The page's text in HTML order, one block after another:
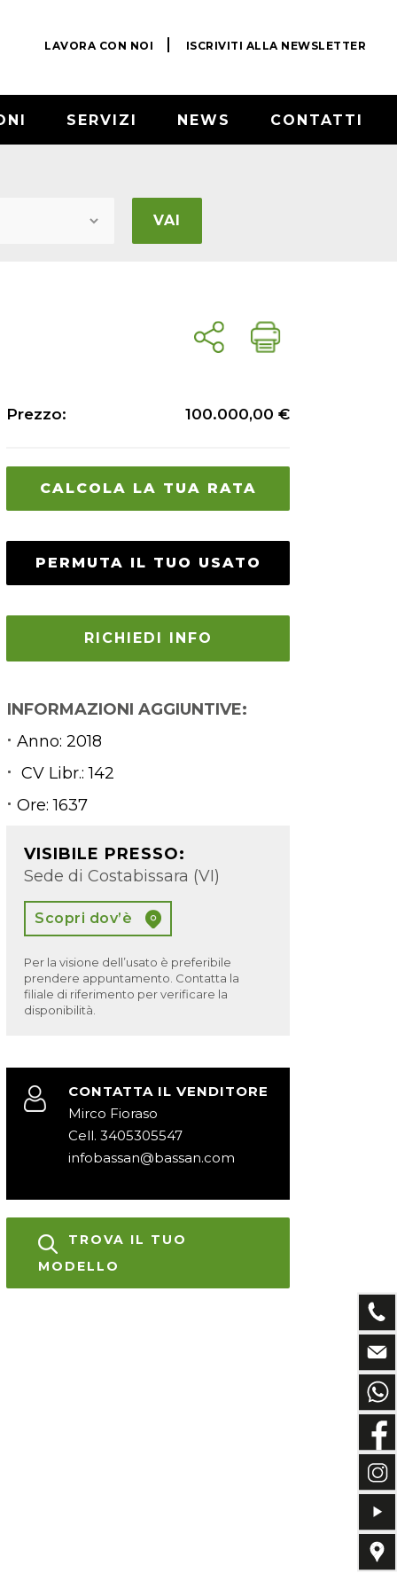
LAVORA CON NOI ISCRIVITI ALLA NEWSLETTER
SERVIZI NEWS CONTATTI
VAI
Prezzo: 100.000,00 €
CALCOLA LA TUA RATA
PERMUTA IL TUO USATO
RICHIEDI INFO
INFORMAZIONI AGGIUNTIVE:
Anno:2018
CV Libr.:142
Ore:1637
VISIBILE PRESSO:
Sede di Costabissara (VI)
Scopri dov’è
Per la visione dell’usato è preferibile
prendere appuntamento. Contatta la
filiale di riferimento per verificare la
disponibilità.
CONTATTA IL VENDITORE
Mirco Fioraso
Cell. 3405305547
infobassan@bassan.com
TROVA IL TUO
MODELLO